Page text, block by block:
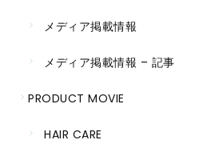
メディア掲載情報
メディア掲載情報 – 記事
PRODUCT MOVIE
HAIR CARE